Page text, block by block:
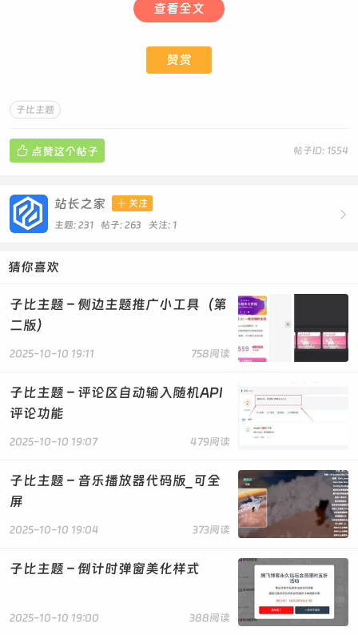
视频自己访问一下链接自己下载一下！
content/uploads/2025/03/20250314023734318-蓝色矩
形循环跳动.mp4
查看全文
赞赏
子比主题
帖子ID: 1554
 点赞这个帖子

站长之家  关注
主题: 231 帖子: 263 关注: 1
猜你喜欢
子比主题 – 侧边主题推广小工具（第
二版）
758阅读
2025-10-10 19:11
子比主题 – 评论区自动输入随机API
评论功能
479阅读
2025-10-10 19:07
子比主题 – 音乐播放器代码版_可全
屏
373阅读
2025-10-10 19:04
子比主题 – 倒计时弹窗美化样式
388阅读
2025-10-10 19:00